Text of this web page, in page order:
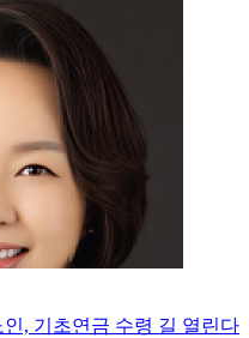
, 기초연금 수령 길 열린다